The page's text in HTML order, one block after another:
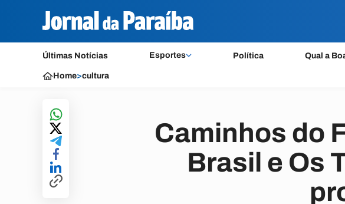
Últimas Notícias Esportes Política Qual a
Home>cultura
Caminhos do
Brasil e Os